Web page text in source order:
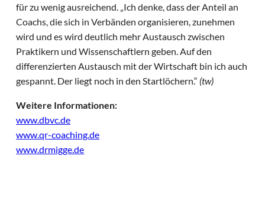
für zu wenig ausreichend. „Ich denke, dass der Anteil an
Coachs, die sich in Verbänden organisieren, zunehmen
wird und es wird deutlich mehr Austausch zwischen
Praktikern und Wissenschaftlern geben. Auf den
differenzierten Austausch mit der Wirtschaft bin ich auch
gespannt. Der liegt noch in den Startlöchern.“ (tw)
Weitere Informationen:
www.dbvc.de
www.qr-coaching.de
www.drmigge.de